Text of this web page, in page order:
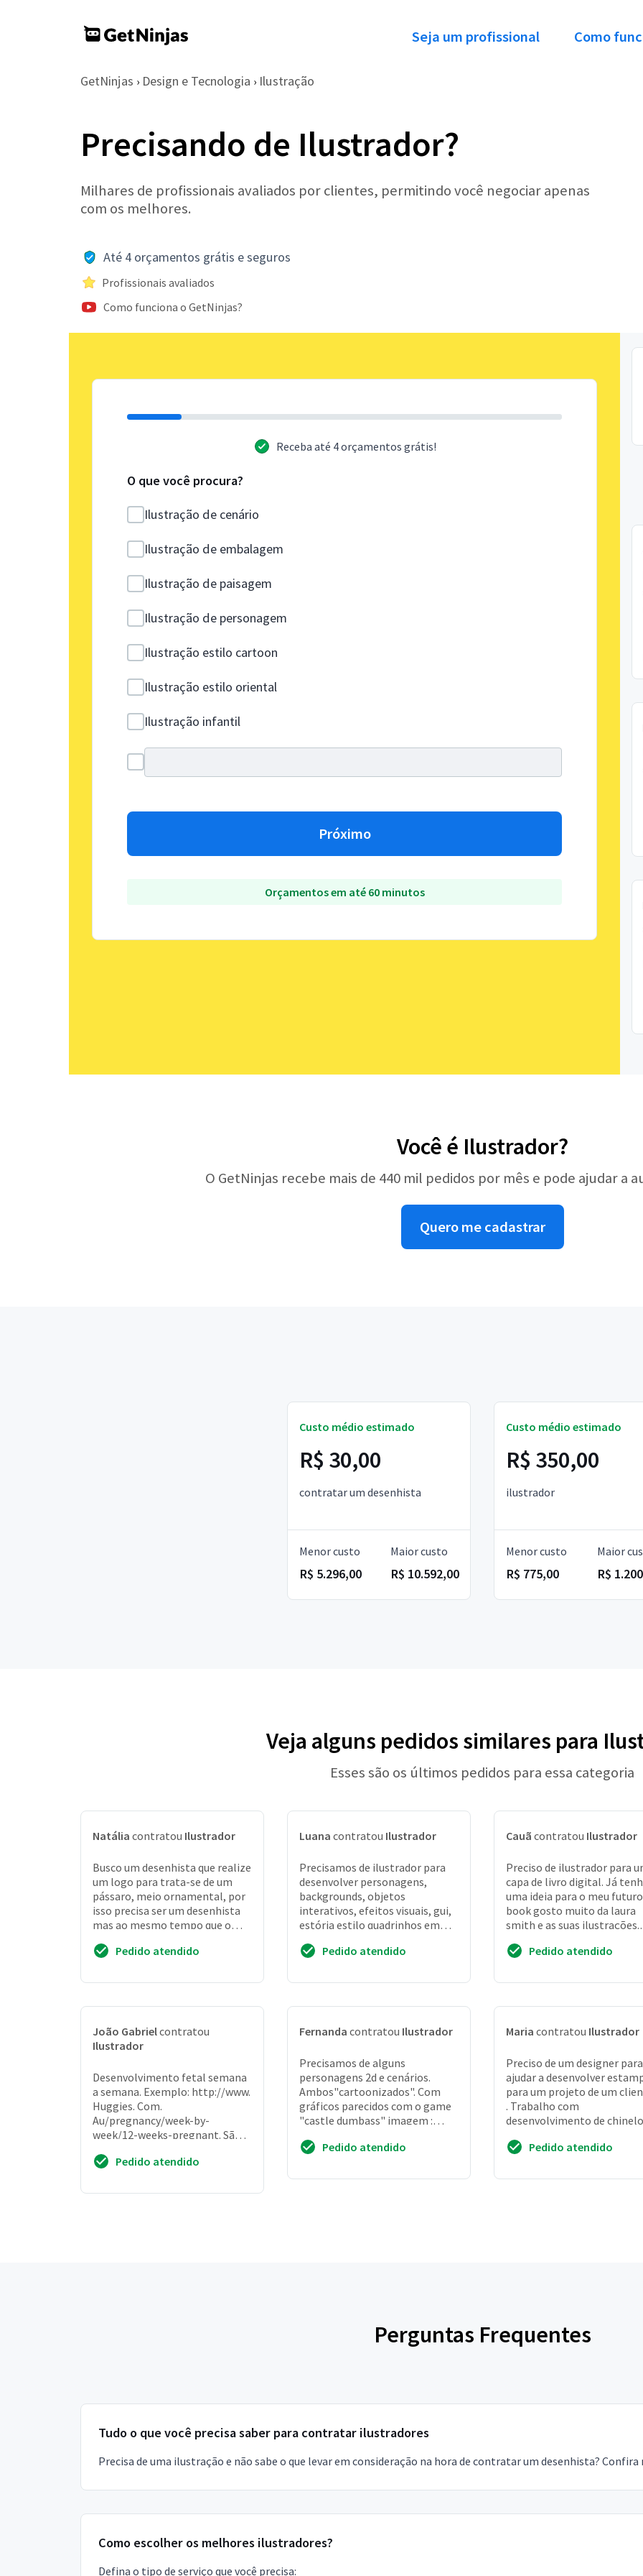
Seja um profissional Como
GetNinjas › Design e Tecnologia › Ilustração
Precisando de Ilustrador?
Milhares de profissionais avaliados por clientes, permitindo você negociar apenas
com os melhores.
Até 4 orçamentos grátis e seguros
Profissionais avaliados
Como funciona o GetNinjas?
Receba até 4 orçamentos grátis!
O que você procura?
Ilustração de cenário
Ilustração de embalagem
Ilustração de paisagem
Ilustração de personagem
Ilustração estilo cartoon
Ilustração estilo oriental
Ilustração infantil
Próximo
Orçamentos em até 60 minutos
Você é Ilustrador?
O GetNinjas recebe mais de 440 mil pedidos por mês e pode ajudar a
Quero me cadastrar
Custo médio estimado
R$ 30,00
contratar um desenhista
Menor custo
R$ 5.296,00
Maior custo
R$ 10.592,00
Custo médio estimado
R$ 350,00
ilustrador
Menor custo
R$ 775,00
Maior
R$
Veja alguns pedidos similares para
Esses são os últimos pedidos para essa categoria
Natália contratou Ilustrador
Busco um desenhista que realize
um logo para trata-se de um
pássaro, meio ornamental, por
isso precisa ser um desenhista
mas ao mesmo tempo que o
usado em uma...
Pedido atendido
Luana contratou Ilustrador
Precisamos de ilustrador para
desenvolver personagens,
backgrounds, objetos
interativos, efeitos visuais, gui,
estória estilo quadrinhos em
Possuímos di...
Pedido atendido
Cauã contratou Ilustrador
Preciso de ilustrador para
capa de livro digital. Já
uma ideia para o meu
book gosto muito da laura
smith e as suas ilustrações.
feito em ae...
Pedido atendido
João Gabrielcontratou
Ilustrador
Desenvolvimento fetal semana
a semana. Exemplo: http://www.
Huggies. Com.
Au/pregnancy/week-by-
week/12-weeks-pregnant. São
seja, 40 ilustrações da gestante
Pedido atendido
Fernanda contratou Ilustrador
Precisamos de alguns
personagens 2d e cenários.
Ambos"cartoonizados". Com
gráficos parecidos com o game
"castle dumbass" imagem :
Com/yelvboi0pc8omslb_d1a56jr3zhnbhvfi...
Pedido atendido
Maria contratou Ilustrador
Preciso de um designer
ajudar a desenvolver
para um projeto de um
. Trabalho com
desenvolvimento de
digital)Pedido atendido
Perguntas Frequentes
Tudo o que você precisa saber para contratar ilustradores
Precisa de uma ilustração e não sabe o que levar em consideração na hora de contratar um desenhista? Confira
Como escolher os melhores ilustradores?
Defina o tipo de serviço que você precisa: